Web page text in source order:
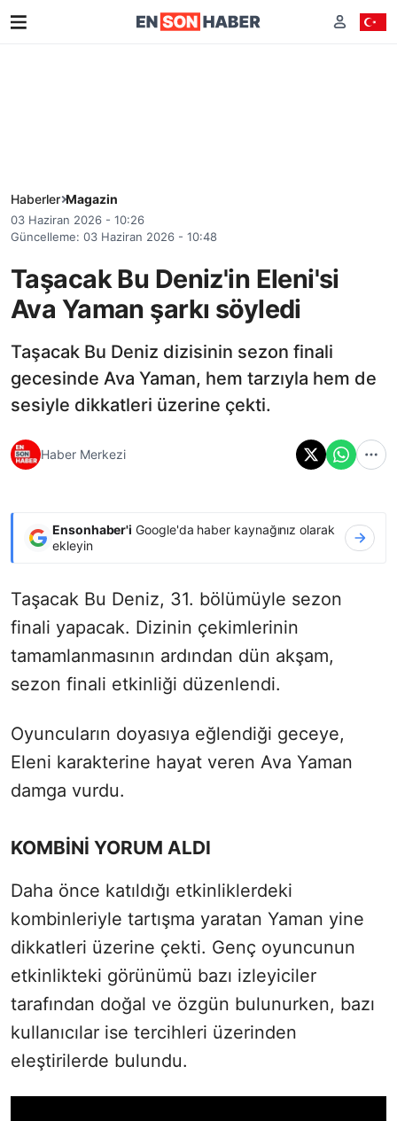
Haberler Magazin
03 Haziran 2026 - 10:26
Güncelleme: 03 Haziran 2026 - 10:48
Taşacak Bu Deniz'in Eleni'si
Ava Yaman şarkı söyledi
Taşacak Bu Deniz dizisinin sezon finali
gecesinde Ava Yaman, hem tarzıyla hem de
sesiyle dikkatleri üzerine çekti.
Haber Merkezi
Ensonhaber'i Google'da haber kaynağınız olarak
ekleyin
Taşacak Bu Deniz, 31. bölümüyle sezon
finali yapacak. Dizinin çekimlerinin
tamamlanmasının ardından dün akşam,
sezon finali etkinliği düzenlendi.
Oyuncuların doyasıya eğlendiği geceye,
Eleni karakterine hayat veren Ava Yaman
damga vurdu.
KOMBİNİ YORUM ALDI
Daha önce katıldığı etkinliklerdeki
kombinleriyle tartışma yaratan Yaman yine
dikkatleri üzerine çekti. Genç oyuncunun
etkinlikteki görünümü bazı izleyiciler
tarafından doğal ve özgün bulunurken, bazı
kullanıcılar ise tercihleri üzerinden
eleştirilerde bulundu.